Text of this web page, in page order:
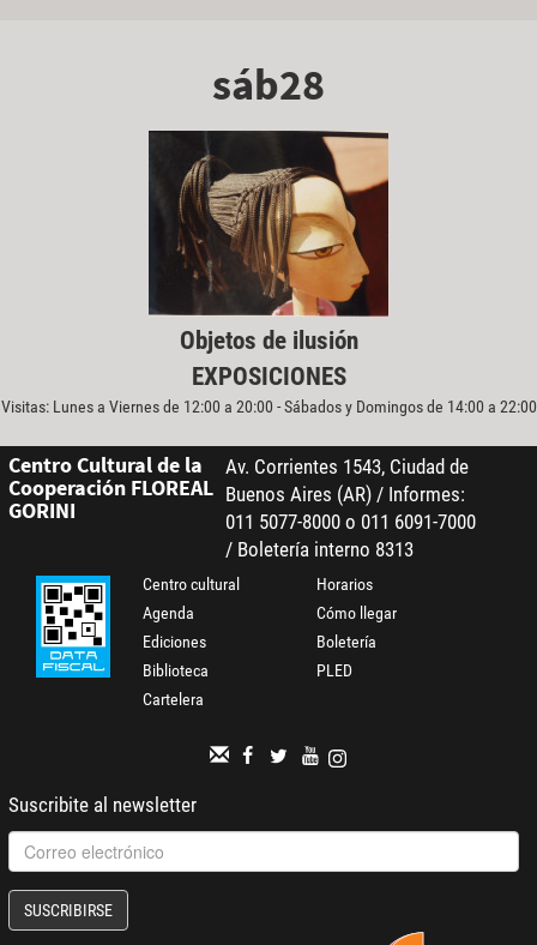
sáb28
Objetos de ilusión
EXPOSICIONES
Visitas: Lunes a Viernes de 12:00 a 20:00 - Sábados y Domingos de 14:00 a 22:00
Centro Cultural de la
Cooperación FLOREAL
GORINI
Av. Corrientes 1543, Ciudad de
Buenos Aires (AR) / Informes:
011 5077-8000 o 011 6091-7000
/ Boletería interno 8313
Centro cultural
Agenda
Ediciones
Biblioteca
Cartelera
Horarios
Cómo llegar
Boletería
PLED
Suscribite al newsletter
SUSCRIBIRSE